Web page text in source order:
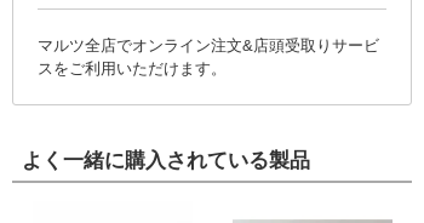
マルツ全店でオンライン注文&店頭受取りサービ
スをご利用いただけます。
よく一緒に購入されている製品